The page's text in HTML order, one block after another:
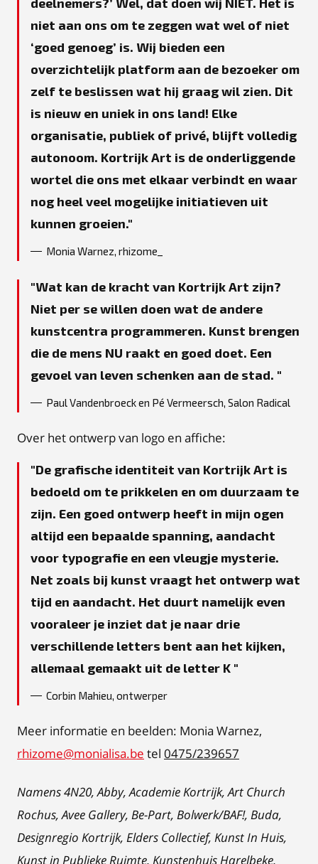
niet aan ons om te zeggen wat wel of niet
‘goed genoeg’ is. Wij bieden een
overzichtelijk platform aan de bezoeker om
zelf te beslissen wat hij graag wil zien. Dit
is nieuw en uniek in ons land! Elke
organisatie, publiek of privé, blijft volledig
autonoom. Kortrijk Art is de onderliggende
wortel die ons met elkaar verbindt en waar
nog heel veel mogelijke initiatieven uit
kunnen groeien.
Monia Warnez, rhizome_
Wat kan de kracht van Kortrijk Art zijn?
Niet per se willen doen wat de andere
kunstcentra programmeren. Kunst brengen
die de mens NU raakt en goed doet. Een
gevoel van leven schenken aan de stad.
Paul Vandenbroeck en Pé Vermeersch, Salon Radical
Over het ontwerp van logo en affiche:
De grafische identiteit van Kortrijk Art is
bedoeld om te prikkelen en om duurzaam te
zijn. Een goed ontwerp heeft in mijn ogen
altijd een bepaalde spanning, aandacht
voor typografie en een vleugje mysterie.
Net zoals bij kunst vraagt het ontwerp wat
tijd en aandacht. Het duurt namelijk even
vooraleer je inziet dat je naar drie
verschillende letters bent aan het kijken,
allemaal gemaakt uit de letter K
Corbin Mahieu, ontwerper
Meer informatie en beelden: Monia Warnez,
rhizome@monialisa.be tel 0475/239657
Namens 4N20, Abby, Academie Kortrijk, Art Church
Rochus, Avee Gallery, Be-Part, Bolwerk/BAF!, Buda,
Designregio Kortrijk, Elders Collectief, Kunst In Huis,
Kunst in Publieke Ruimte, Kunstenhuis Harelbeke,